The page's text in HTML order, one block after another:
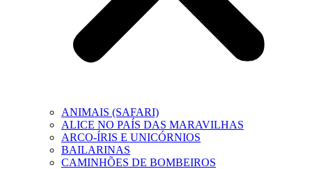
ANIMAIS (SAFARI)
ALICE NO PAÍS DAS MARAVILHAS
ARCO-ÍRIS E UNICÓRNIOS
BAILARINAS
CAMINHÕES DE BOMBEIROS